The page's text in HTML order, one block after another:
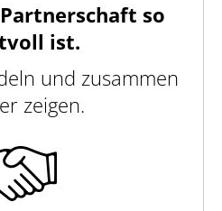
so
ist.
und zusammen
zeigen.